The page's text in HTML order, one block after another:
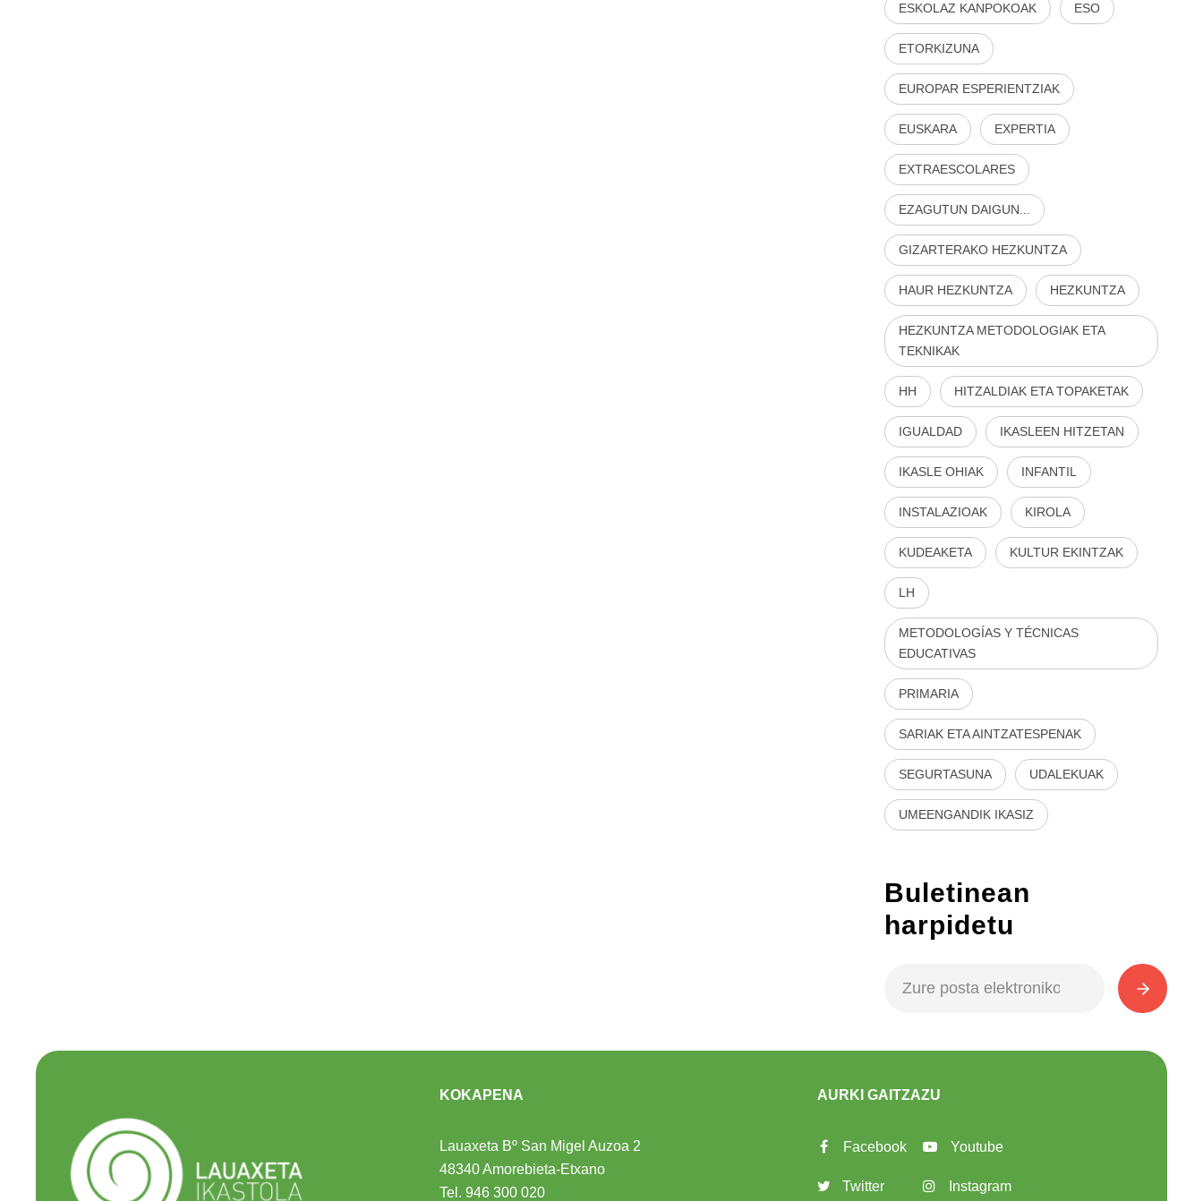
ESKOLAZ KANPOKOAK ESO
ETORKIZUNA
EUROPAR ESPERIENTZIAK
EUSKARA EXPERTIA
EXTRAESCOLARES
EZAGUTUN DAIGUN...
GIZARTERAKO HEZKUNTZA
HAUR HEZKUNTZA HEZKUNTZA
HEZKUNTZA METODOLOGIAK ETA
TEKNIKAK
HH HITZALDIAK ETA TOPAKETAK
IGUALDAD IKASLEEN HITZETAN
IKASLE OHIAK INFANTIL
INSTALAZIOAK KIROLA
KUDEAKETA KULTUR EKINTZAK
LH
METODOLOGÍAS Y TÉCNICAS
EDUCATIVAS
PRIMARIA
SARIAK ETA AINTZATESPENAK
SEGURTASUNA UDALEKUAK
UMEENGANDIK IKASIZ
Buletinean
harpidetu
KOKAPENA
Lauaxeta Bº San Migel Auzoa 2
48340 Amorebieta-Etxano
Tel.946 300 020
AURKI GAITZAZU
Facebook
Twitter
Youtube
Instagram